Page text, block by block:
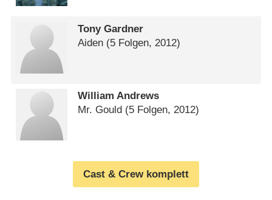
Tony Gardner
Aiden (5 Folgen, 2012)
William Andrews
Mr. Gould (5 Folgen, 2012)
Cast & Crew komplett